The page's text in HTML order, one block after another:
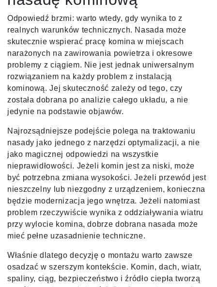
Odpowiedź brzmi: warto wtedy, gdy wynika to z
realnych warunków technicznych. Nasada może
skutecznie wspierać pracę komina w miejscach
narażonych na zawirowania powietrza i okresowe
problemy z ciągiem. Nie jest jednak uniwersalnym
rozwiązaniem na każdy problem z instalacją
kominową. Jej skuteczność zależy od tego, czy
została dobrana po analizie całego układu, a nie
jedynie na podstawie objawów.
Najrozsądniejsze podejście polega na traktowaniu
nasady jako jednego z narzędzi optymalizacji, a nie
jako magicznej odpowiedzi na wszystkie
nieprawidłowości. Jeżeli komin jest za niski, może
być potrzebna zmiana wysokości. Jeżeli przewód jest
nieszczelny lub niezgodny z urządzeniem, konieczna
będzie modernizacja jego wnętrza. Jeżeli natomiast
problem rzeczywiście wynika z oddziaływania wiatru
przy wylocie komina, dobrze dobrana nasada może
mieć pełne uzasadnienie techniczne.
Właśnie dlatego decyzję o montażu warto zawsze
osadzać w szerszym kontekście. Komin, dach, wiatr,
spaliny, ciąg, bezpieczeństwo i źródło ciepła tworzą